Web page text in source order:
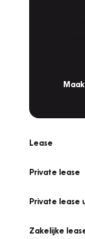
Lease
Private lease
Private lease
Zakelijke